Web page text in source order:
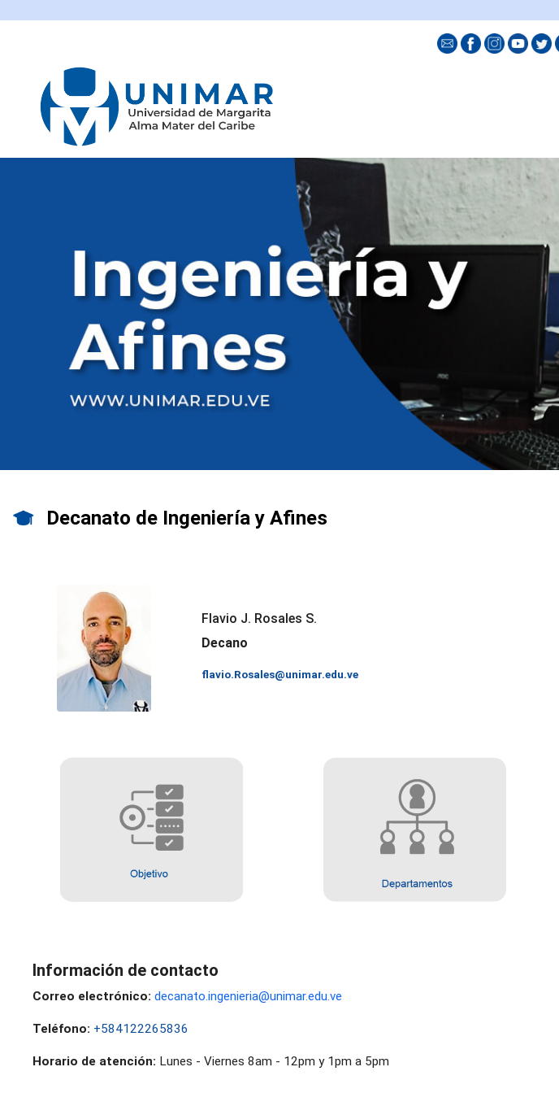
Decanato de Ingeniería y Afines
Flavio J. Rosales S.
Decano
flavio.Rosales@unimar.edu.ve
Información de contacto
Correo electrónico: decanato.ingenieria@unimar.edu.ve
Teléfono: +584122265836
Horario de atención: Lunes - Viernes 8am - 12pm y 1pm a 5pm